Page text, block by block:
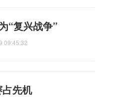
“复兴战争”
09:45:32
先机